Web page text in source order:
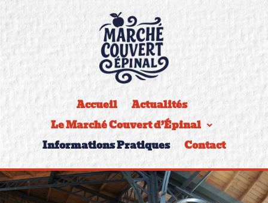
Accueil
Actualités
Le Marché Couvert d’Épinal
Informations Pratiques
Contact